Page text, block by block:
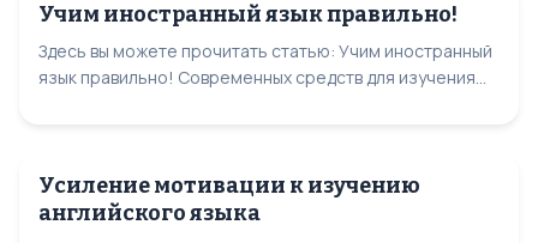
Учим иностранный язык правильно!
Здесь вы можете прочитать статью: Учим иностранный
язык правильно! Современных средств для изучения...
Усиление мотивации к изучению
английского языка